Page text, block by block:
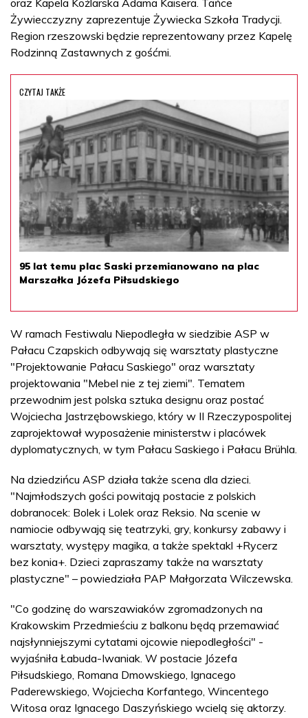
Żywiecczyzny zaprezentuje Żywiecka Szkoła Tradycji.
Region rzeszowski będzie reprezentowany przez Kapelę
Rodzinną Zastawnych z gośćmi.
CZYTAJ TAKŻE
95 lat temu plac Saski przemianowano na plac
Marszałka Józefa Piłsudskiego
W ramach Festiwalu Niepodległa w siedzibie ASP w
Pałacu Czapskich odbywają się warsztaty plastyczne
"Projektowanie Pałacu Saskiego" oraz warsztaty
projektowania "Mebel nie z tej ziemi". Tematem
przewodnim jest polska sztuka designu oraz postać
Wojciecha Jastrzębowskiego, który w II Rzeczypospolitej
zaprojektował wyposażenie ministerstw i placówek
dyplomatycznych, w tym Pałacu Saskiego i Pałacu Brühla.
Na dziedzińcu ASP działa także scena dla dzieci.
"Najmłodszych gości powitają postacie z polskich
dobranocek: Bolek i Lolek oraz Reksio. Na scenie w
namiocie odbywają się teatrzyki, gry, konkursy zabawy i
warsztaty, występy magika, a także spektakl +Rycerz
bez konia+. Dzieci zapraszamy także na warsztaty
plastyczne" – powiedziała PAP Małgorzata Wilczewska.
"Co godzinę do warszawiaków zgromadzonych na
Krakowskim Przedmieściu z balkonu będą przemawiać
najsłynniejszymi cytatami ojcowie niepodległości" -
wyjaśniła Łabuda-Iwaniak. W postacie Józefa
Piłsudskiego, Romana Dmowskiego, Ignacego
Paderewskiego, Wojciecha Korfantego, Wincentego
Witosa oraz Ignacego Daszyńskiego wcielą się aktorzy.